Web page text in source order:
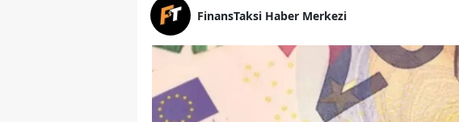
FinansTaksi Haber Merkezi